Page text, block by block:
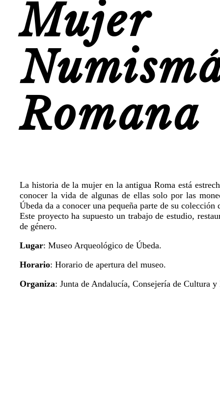
Romana
La historia de la mujer en la antigua Roma está
conocer la vida de algunas de ellas solo por las
Úbeda da a conocer una pequeña parte de su
Este proyecto ha supuesto un trabajo de estudio,
de género.
Lugar: Museo Arqueológico de Úbeda.
Horario: Horario de apertura del museo.
Organiza: Junta de Andalucía, Consejería de Cultura y